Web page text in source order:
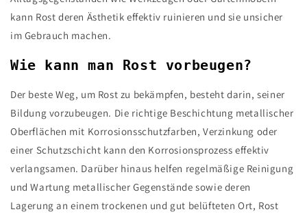
kann Rost deren Ästhetik effektiv ruinieren und sie unsicher
im Gebrauch machen.
Wie kann man Rost vorbeugen?
Der beste Weg, um Rost zu bekämpfen, besteht darin, seiner
Bildung vorzubeugen. Die richtige Beschichtung metallischer
Oberflächen mit Korrosionsschutzfarben, Verzinkung oder
einer Schutzschicht kann den Korrosionsprozess effektiv
verlangsamen. Darüber hinaus helfen regelmäßige Reinigung
und Wartung metallischer Gegenstände sowie deren
Lagerung an einem trockenen und gut belüfteten Ort, Rost